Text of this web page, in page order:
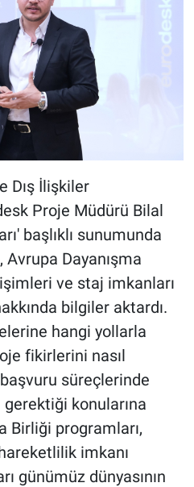
Dış İlişkiler
Proje Müdürü Bilal
başlıklı sunumunda
Dayanışma
ve staj imkanları
bilgiler aktardı.
hangi yollarla
fikirlerini nasıl
süreçlerinde
konularına
Birliği programları,
imkanı
günümüz dünyasının